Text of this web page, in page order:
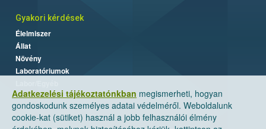
Adatkezelési tájékoztatónkban megismerheti, hogyan
gondoskodunk személyes adatai védelméről. Weboldalunk
cookie-kat (sütiket) használ a jobb felhasználói élmény
Gyakori kérdések
Élelmiszer
Állat
Növény
Laboratóriumok